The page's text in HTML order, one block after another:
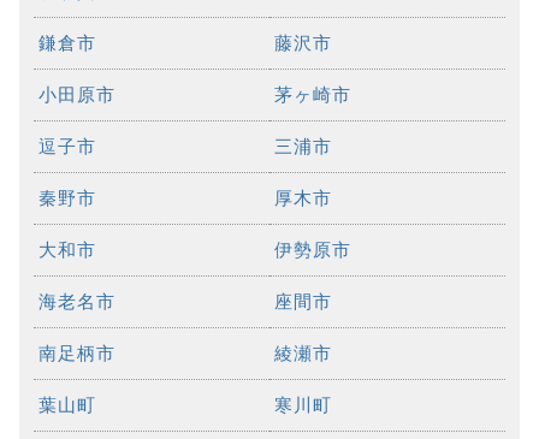
鎌倉市 藤沢市
小田原市 茅ヶ崎市
逗子市 三浦市
秦野市 厚木市
大和市 伊勢原市
海老名市 座間市
南足柄市 綾瀬市
葉山町 寒川町